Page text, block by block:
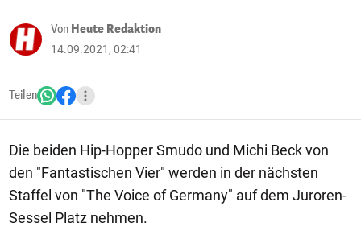
Von Heute Redaktion
14.09.2021, 02:41
Teilen
Die beiden Hip-Hopper Smudo und Michi Beck von
den "Fantastischen Vier" werden in der nächsten
Staffel von "The Voice of Germany" auf dem Juroren-
Sessel Platz nehmen.